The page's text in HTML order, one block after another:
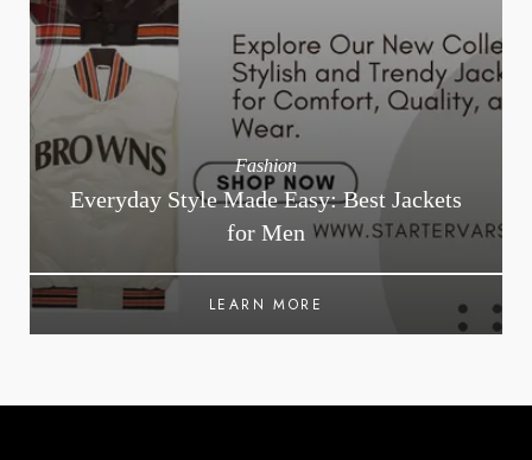
Fashion
Everyday Style Made Easy: Best Jackets
for Men
LEARN MORE